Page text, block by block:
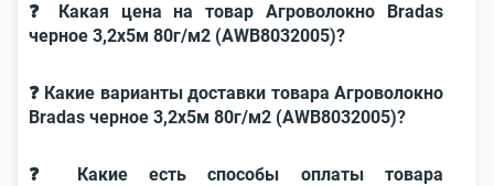
❓ Какая цена на товар Агроволокно Bradas
черное 3,2х5м 80г/м2 (AWB8032005)?
❓ Какие варианты доставки товара Агроволокно
Bradas черное 3,2х5м 80г/м2 (AWB8032005)?
❓ Какие есть способы оплаты товара